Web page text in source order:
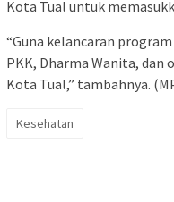
Kota Tual untuk
“Guna kelancaran
PKK, Dharma Wanita, dan
Kota Tual,” tambahnya.
Kesehatan